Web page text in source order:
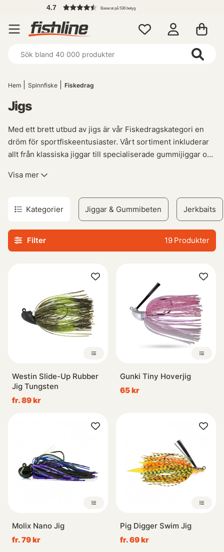
Baserat på 536 betyg
Hem Spinnfiske Fiskedrag
Jigs
Med ett brett utbud av jigs är vår Fiskedragskategori en
dröm för sportfiskeentusiaster. Vårt sortiment inkluderar
allt från klassiska jiggar till specialiserade gummijiggar och
destinationen för alla som älskar att fiska med denna
olika storlekar och vikter på dina jigs, har vi något som
passar just din stil av sportfiske.
Vi erbjuder högkvalitativa produkter inom kategorin Jigs
såsom skedar, blänken samt betes- & dragjigg i flera
fångstpotential när du ger dig ut på vattnet. Med våra
noggrant kuraterade valmöjligheter kan du vara säker på
att hitta de perfekta jiggsarna oavsett om du föredrar
vertikal-, dropshot- eller traditionellt horisontell-fiske.
Oavsett om du är nybörjare eller erfaren proffs kommer
vårt urval av Jigs definitivt ge dig inspiration inför nästa
Visa mer
Kategorier Jiggar & Gummibeten Jerkbaits
Filter 19 Produkter
Westin Slide-Up Rubber
Jig Tungsten
fr. 89 kr
Gunki Tiny Hoverjig
65 kr
Molix Nano Jig
fr. 79 kr
Pig Digger Swim Jig
fr. 69 kr